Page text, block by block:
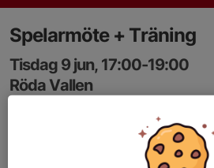
Spelarmöte + Träning
Tisdag 9 jun, 17:00-19:00
Röda Vallen
Samling: 16:50, Inne i klubbstugan